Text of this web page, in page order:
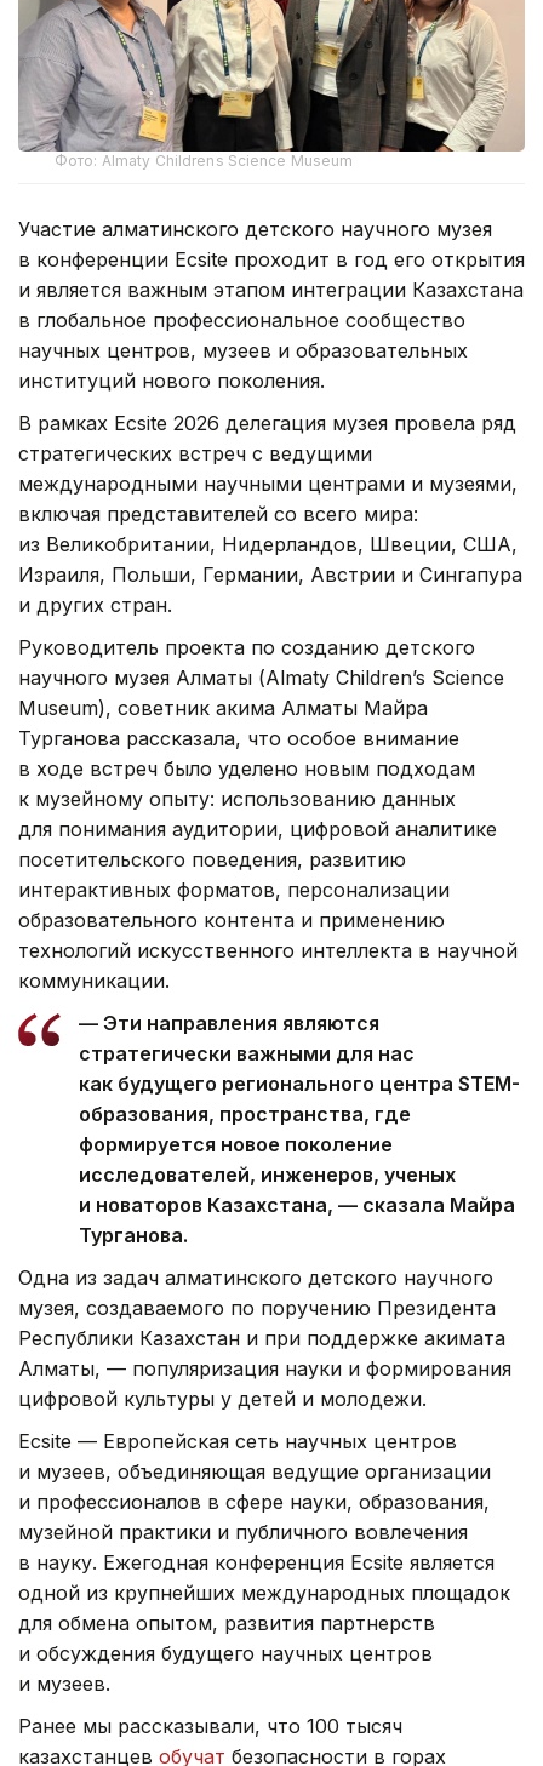
Фото: Almaty Childrens Science Museum
Участие алматинского детского научного музея
в конференции Ecsite проходит в год его открытия
и является важным этапом интеграции Казахстана
в глобальное профессиональное сообщество
научных центров, музеев и образовательных
институций нового поколения.
В рамках Ecsite 2026 делегация музея провела ряд
стратегических встреч с ведущими
международными научными центрами и музеями,
включая представителей со всего мира:
из Великобритании, Нидерландов, Швеции, США,
Израиля, Польши, Германии, Австрии и Сингапура
и других стран.
Руководитель проекта по созданию детского
научного музея Алматы (Almaty Children’s Science
Museum), советник акима Алматы Майра
Турганова рассказала, что особое внимание
в ходе встреч было уделено новым подходам
к музейному опыту: использованию данных
для понимания аудитории, цифровой аналитике
посетительского поведения, развитию
интерактивных форматов, персонализации
образовательного контента и применению
технологий искусственного интеллекта в научной
коммуникации.
— Эти направления являются
стратегически важными для нас
как будущего регионального центра STEM-
образования, пространства, где
формируется новое поколение
исследователей, инженеров, ученых
и новаторов Казахстана, — сказала Майра
Турганова.
Одна из задач алматинского детского научного
музея, создаваемого по поручению Президента
Республики Казахстан и при поддержке акимата
Алматы, — популяризация науки и формирования
цифровой культуры у детей и молодежи.
Ecsite — Европейская сеть научных центров
и музеев, объединяющая ведущие организации
и профессионалов в сфере науки, образования,
музейной практики и публичного вовлечения
в науку. Ежегодная конференция Ecsite является
одной из крупнейших международных площадок
для обмена опытом, развития партнерств
и обсуждения будущего научных центров
и музеев.
Ранее мы рассказывали, что 100 тысяч
казахстанцев обучат безопасности в горах